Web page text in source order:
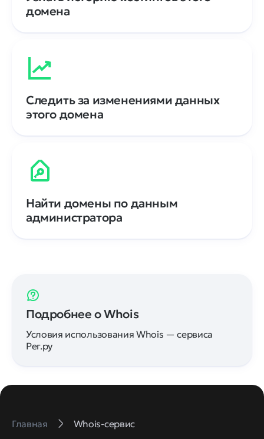
домена
Следить за изменениями данных
этого домена
Найти домены по данным
администратора
Подробнее о Whois
Условия использования Whois — сервиса
Рег.ру
Главная Whois-сервис